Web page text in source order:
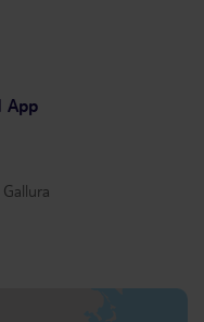
App